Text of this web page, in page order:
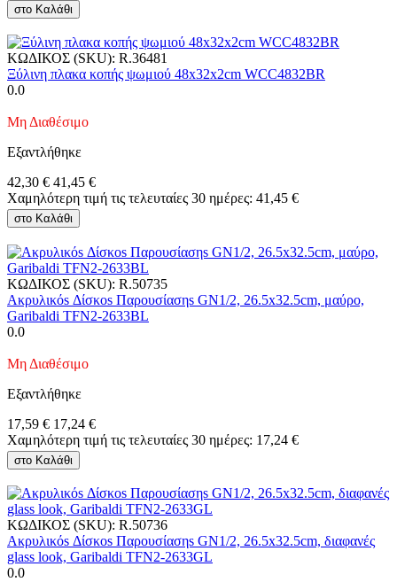
στο Καλάθι
ΚΩΔΙΚΟΣ (SKU): R.36481
Ξύλινη πλακα κοπής ψωμιού 48x32x2cm WCC4832BR
0.0
Μη Διαθέσιμο
Εξαντλήθηκε
42,30 € 41,45 €
Χαμηλότερη τιμή τις τελευταίες 30 ημέρες: 41,45 €
στο Καλάθι
ΚΩΔΙΚΟΣ (SKU): R.50735
Ακρυλικόs Δίσκοs Παρουσίασηs GN1/2, 26.5x32.5cm, μαύρο,
Garibaldi TFN2-2633BL
0.0
Μη Διαθέσιμο
Εξαντλήθηκε
17,59 € 17,24 €
Χαμηλότερη τιμή τις τελευταίες 30 ημέρες: 17,24 €
στο Καλάθι
ΚΩΔΙΚΟΣ (SKU): R.50736
Ακρυλικόs Δίσκοs Παρουσίασηs GN1/2, 26.5x32.5cm, διαφανές
glass look, Garibaldi TFN2-2633GL
0.0